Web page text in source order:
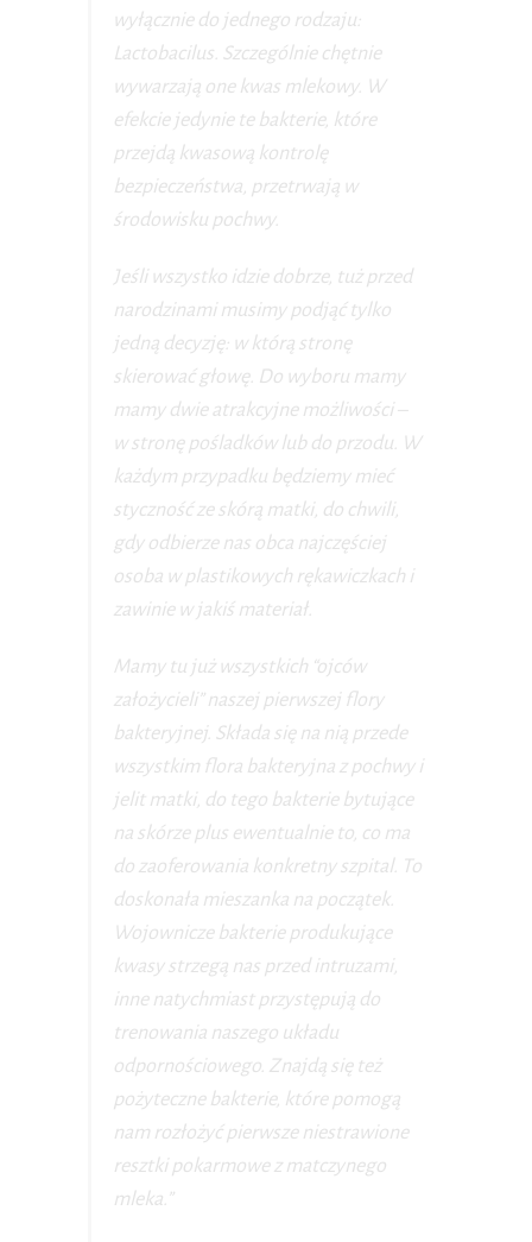
wyłącznie do jednego rodzaju:
Lactobacilus. Szczególnie chętnie
wywarzają one kwas mlekowy. W
efekcie jedynie te bakterie, które
przejdą kwasową kontrolę
bezpieczeństwa, przetrwają w
środowisku pochwy.
Jeśli wszystko idzie dobrze, tuż przed
narodzinami musimy podjąć tylko
jedną decyzję: w którą stronę
skierować głowę. Do wyboru mamy
mamy dwie atrakcyjne możliwości –
w stronę pośladków lub do przodu. W
każdym przypadku będziemy mieć
styczność ze skórą matki, do chwili,
gdy odbierze nas obca najczęściej
osoba w plastikowych rękawiczkach i
zawinie w jakiś materiał.
Mamy tu już wszystkich “ojców
założycieli” naszej pierwszej flory
bakteryjnej. Składa się na nią przede
wszystkim flora bakteryjna z pochwy i
jelit matki, do tego bakterie bytujące
na skórze plus ewentualnie to, co ma
do zaoferowania konkretny szpital. To
doskonała mieszanka na początek.
Wojownicze bakterie produkujące
kwasy strzegą nas przed intruzami,
inne natychmiast przystępują do
trenowania naszego układu
odpornościowego. Znajdą się też
pożyteczne bakterie, które pomogą
nam rozłożyć pierwsze niestrawione
resztki pokarmowe z matczynego
mleka.”